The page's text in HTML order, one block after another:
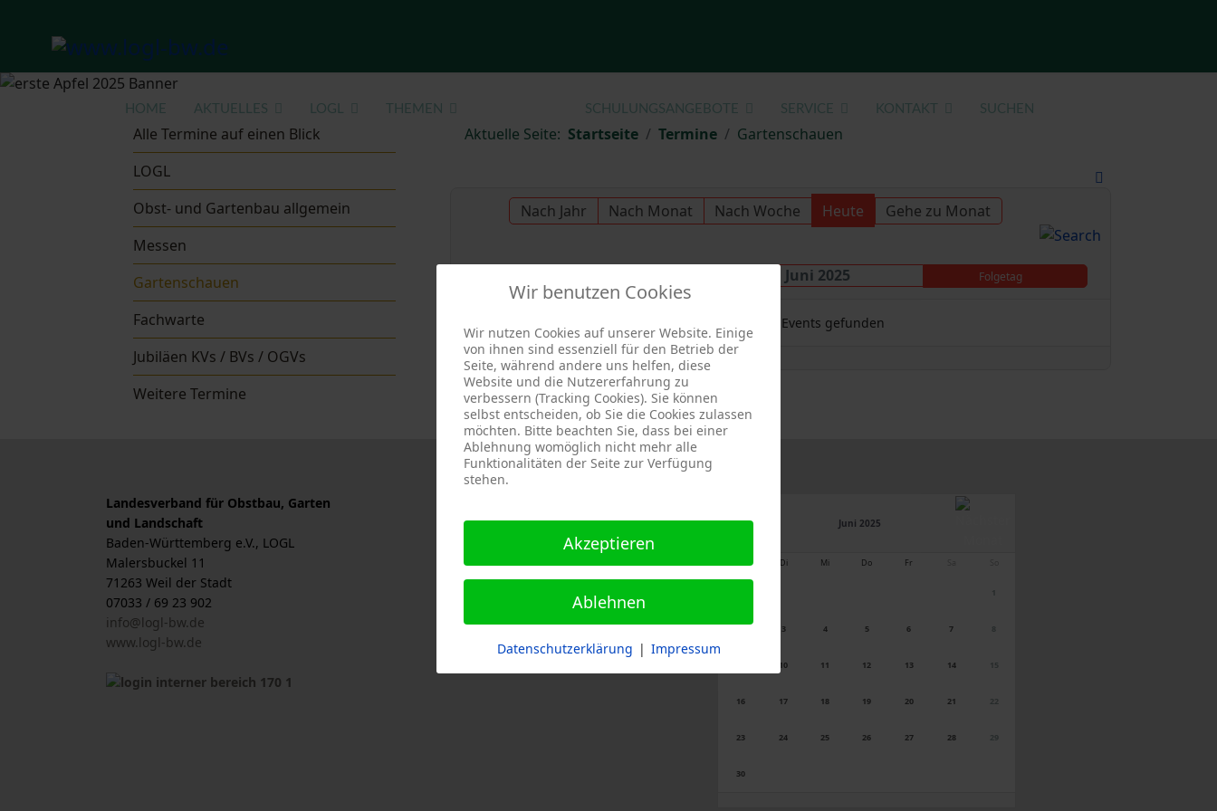
HOME AKTUELLES LOGL THEMEN SCHULUNGSANGEBOTE SERVICE KONTAKT SUCHEN
Alle Termine auf einen Blick
LOGL
Obst- und Gartenbau allgemein
Messen
Gartenschauen
Fachwarte
Jubiläen KVs / BVs / OGVs
Weitere Termine
Aktuelle Seite: Startseite Termine Gartenschauen
Nach Jahr Nach Monat Nach Woche Heute Gehe zu Monat
Samstag, 07. Juni 2025 Folgetag
Es wurden keine Events gefunden
Landesverband für Obstbau, Garten
und Landschaft
Baden-Württemberg e.V., LOGL
Malersbuckel 11
71263 Weil der Stadt
07033 / 69 23 902
info@logl-bw.de
www.logl-bw.de
Juni 2025
Di Mi Do Fr
1
2 3 4 5 6 7 8
10 11 12 13 14 15
16 17 18 19 20 21 22
23 24 25 26 27 28 29
30
Wir benutzen Cookies
Wir nutzen Cookies auf unserer Website. Einige
von ihnen sind essenziell für den Betrieb der
Seite, während andere uns helfen, diese
Website und die Nutzererfahrung zu
verbessern (Tracking Cookies). Sie können
selbst entscheiden, ob Sie die Cookies zulassen
möchten. Bitte beachten Sie, dass bei einer
Ablehnung womöglich nicht mehr alle
Funktionalitäten der Seite zur Verfügung
stehen.
Akzeptieren
Ablehnen
Datenschutzerklärung | Impressum